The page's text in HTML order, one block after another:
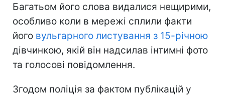
Багатьом його слова видалися нещирими,
особливо коли в мережі сплили факти
його вульгарного листування з 15-річною
дівчинкою, якій він надсилав інтимні фото
та голосові повідомлення.
Згодом поліція за фактом публікацій у